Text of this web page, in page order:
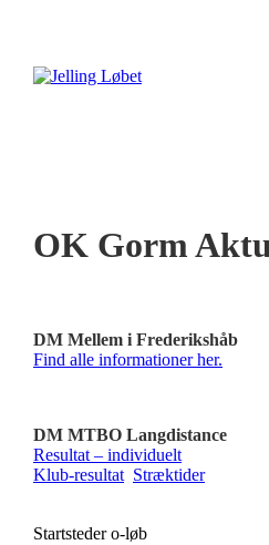
OK Gorm
DM Mellem i Frederikshåb
Find alle informationer her.
DM MTBO Langdistance
Resultat – individuelt
Klub-resultat Stræktider
Startsteder o-løb